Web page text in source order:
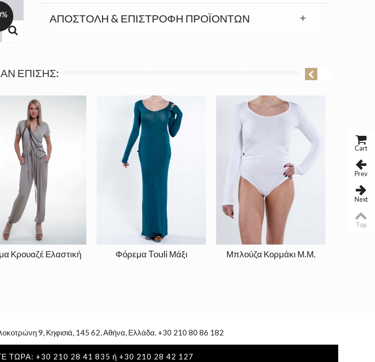
ΑΠΟΣΤΟΛΉ & ΕΠΙΣΤΡΟΦΉ ΠΡΟΪΟΝΤΩΝ
ΕΠΊΣΗΣ:
Κρουαζέ Ελαστική Φόρεμα Touli Μάξι Μπλούζα Κορμάκι Μ.Μ.
9, Κηφισιά, 145 62, Αθήνα, Ελλάδα. +30 210 80 86 182
ΤΩΡΑ: +30 210 28 41 835 ή +30 210 28 42 127
Cart
Prev
Next
Top